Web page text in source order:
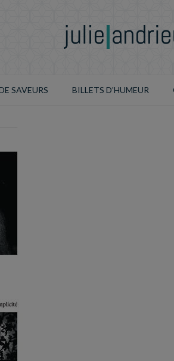
SAVEURS BILLETS D'HUMEUR